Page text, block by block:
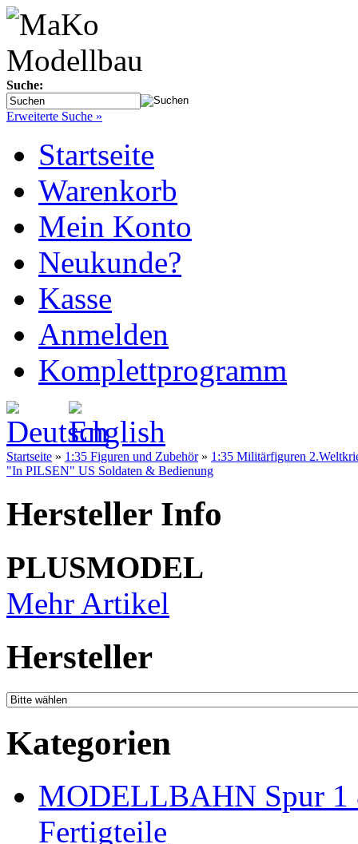
Suche:
Erweiterte Suche »
Startseite
Warenkorb
Mein Konto
Neukunde?
Kasse
Anmelden
Komplettprogramm
Startseite » 1:35 Figuren und Zubehör» 1:35 Militärfiguren
"In PILSEN" US Soldaten & Bedienung
Hersteller Info
PLUSMODEL
Mehr Artikel
Hersteller
Kategorien
MODELLBAHN Spur 1
Fertigteile